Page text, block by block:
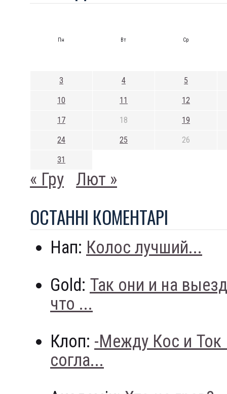
Пн Вт Ср
3 4 5
10 11 12
17 18 19
24 25 26
31
« Гру Лют »
ОСТАННI КОМЕНТАРI
Нап: Колос лучший...
Gold: Так они и на
что ...
Клоп: -Между Кос и
согла...